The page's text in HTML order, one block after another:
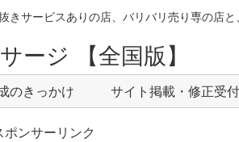
サービスありの店、バリバリ売り専の店と
ージ 【全国版】
のきっかけ サイト掲載・修正受付
ポンサーリンク